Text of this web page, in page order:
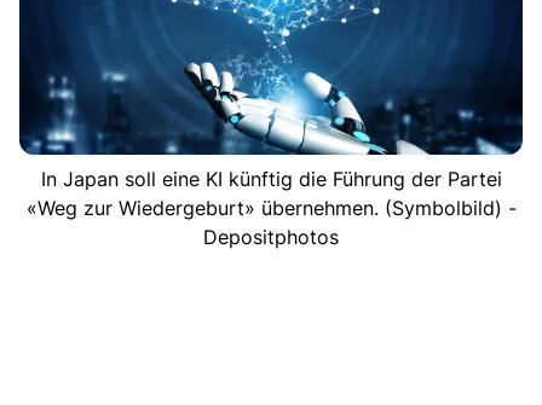
In Japan soll eine KI künftig die Führung der Partei
«Weg zur Wiedergeburt» übernehmen. (Symbolbild) -
Depositphotos